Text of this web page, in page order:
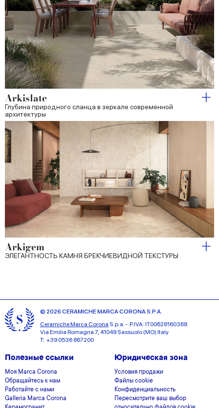
Arkislate
Глубина природного сланца в зеркале современной
архитектуры
Arkigem
ЭЛЕГАНТНОСТЬ КАМНЯ БРЕКЧИЕВИДНОЙ ТЕКСТУРЫ
© 2026 CERAMICHE MARCA CORONA S.P.A.
Ceramiche Marca Corona S.p.a. - P.IVA: IT00628160368
Via Emilia Romagna 7, 41049 Sassuolo (MO) Italy
T: +39 0536 867200
Полезные ссылки
Моя Marca Corona
Обращайтесь к нам
Работайте с нами
Galleria Marca Corona
Юридическая зона
Условия продажи
Файлы cookie
Конфиденциальность
Пересмотрите ваш выбор